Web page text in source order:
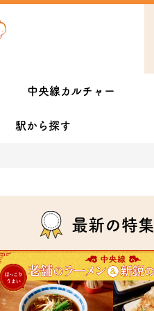
中央線カルチャー
駅から探す
最新の特集